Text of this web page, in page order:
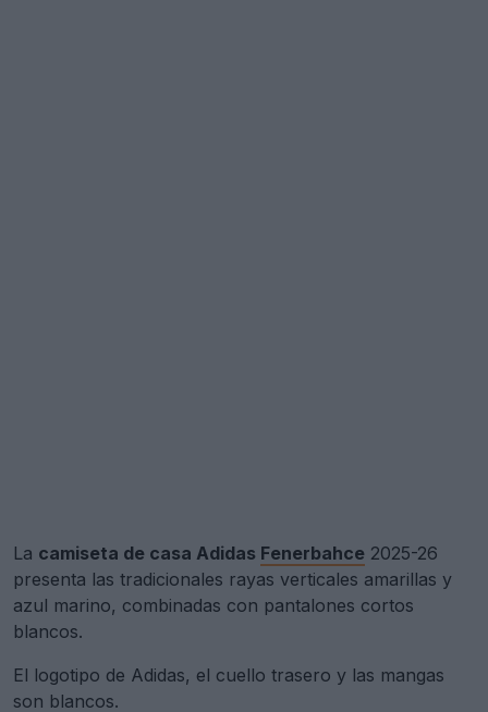
La camiseta de casa Adidas Fenerbahce 2025-26
presenta las tradicionales rayas verticales amarillas y
azul marino, combinadas con pantalones cortos
blancos.
El logotipo de Adidas, el cuello trasero y las mangas
son blancos.